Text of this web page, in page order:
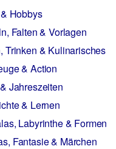
Hobbys
Falten & Vorlagen
Trinken & Kulinarisches
& Action
Jahreszeiten
& Lernen
Labyrinthe & Formen
Fantasie & Märchen